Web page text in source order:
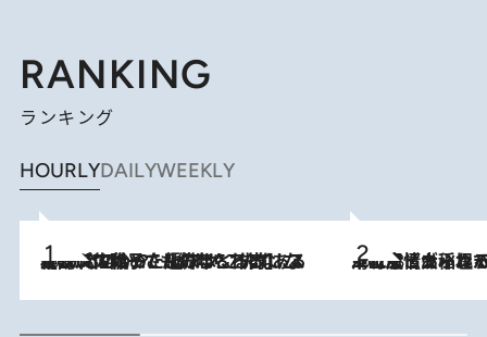
RANKING
ランキング
HOURLYDAILYWEEKLY
2026.8.5
【阿川佐和子さんの年とる力】なぜ70代で始めた趣味は“こんなに楽しい”のか？ ピアノ、俳句…スランプに陥っても続けられる“ある秘訣”とは 2026.8.5
下町風情あふれる台北屈指の人気エリア・大稲埕でセンスのいい台湾土産《ヴ